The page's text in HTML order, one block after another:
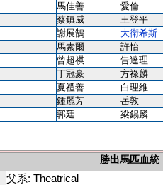
馬佳善 愛倫
蔡鎮威 王登平
謝展鵠 大衛希斯
馬素爾 許怡
曾超祺 告達理
丁冠豪 方祿麟
夏禮善 白理維
鍾麗芳 岳敦
郭廷
梁錫麟
勝出馬匹血統
父系: Theatrical